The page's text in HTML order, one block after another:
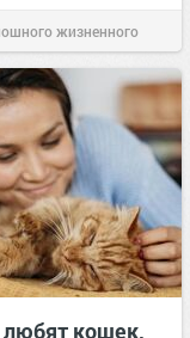
жизненного
кошек,